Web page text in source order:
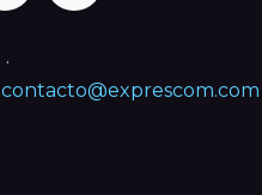
.
contacto@exprescom.com